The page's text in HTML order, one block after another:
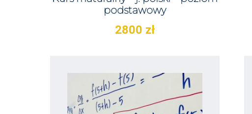
podstawowy
2800 zł